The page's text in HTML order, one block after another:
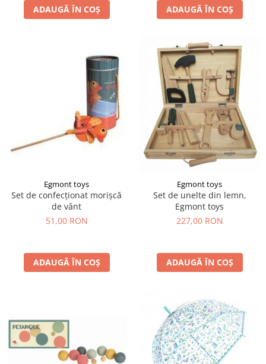
ADAUGĂ ÎN COȘ ADAUGĂ ÎN COȘ
Egmont toys
Set de confecționat morișcă
de vânt
51,00 RON
ADAUGĂ ÎN COȘ
Egmont toys
Set de unelte din lemn,
Egmont toys
227,00 RON
ADAUGĂ ÎN COȘ